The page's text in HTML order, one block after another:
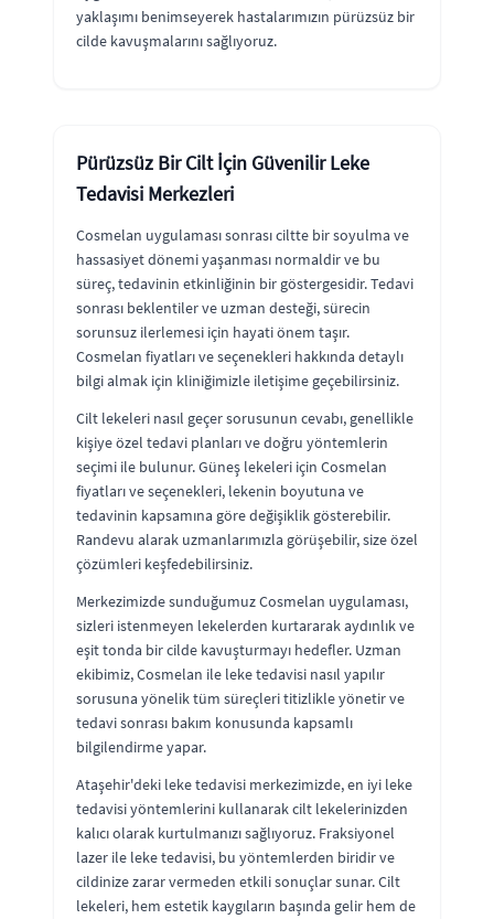
yaklaşımı benimseyerek hastalarımızın pürüzsüz bir
cilde kavuşmalarını sağlıyoruz.
Pürüzsüz Bir Cilt İçin Güvenilir Leke
Tedavisi Merkezleri
Cosmelan uygulaması sonrası ciltte bir soyulma ve
hassasiyet dönemi yaşanması normaldir ve bu
süreç, tedavinin etkinliğinin bir göstergesidir. Tedavi
sonrası beklentiler ve uzman desteği, sürecin
sorunsuz ilerlemesi için hayati önem taşır.
Cosmelan fiyatları ve seçenekleri hakkında detaylı
bilgi almak için kliniğimizle iletişime geçebilirsiniz.
Cilt lekeleri nasıl geçer sorusunun cevabı, genellikle
kişiye özel tedavi planları ve doğru yöntemlerin
seçimi ile bulunur. Güneş lekeleri için Cosmelan
fiyatları ve seçenekleri, lekenin boyutuna ve
tedavinin kapsamına göre değişiklik gösterebilir.
Randevu alarak uzmanlarımızla görüşebilir, size özel
çözümleri keşfedebilirsiniz.
Merkezimizde sunduğumuz Cosmelan uygulaması,
sizleri istenmeyen lekelerden kurtararak aydınlık ve
eşit tonda bir cilde kavuşturmayı hedefler. Uzman
ekibimiz, Cosmelan ile leke tedavisi nasıl yapılır
sorusuna yönelik tüm süreçleri titizlikle yönetir ve
tedavi sonrası bakım konusunda kapsamlı
bilgilendirme yapar.
Ataşehir'deki leke tedavisi merkezimizde, en iyi leke
tedavisi yöntemlerini kullanarak cilt lekelerinizden
kalıcı olarak kurtulmanızı sağlıyoruz. Fraksiyonel
lazer ile leke tedavisi, bu yöntemlerden biridir ve
cildinize zarar vermeden etkili sonuçlar sunar. Cilt
lekeleri, hem estetik kaygıların başında gelir hem de